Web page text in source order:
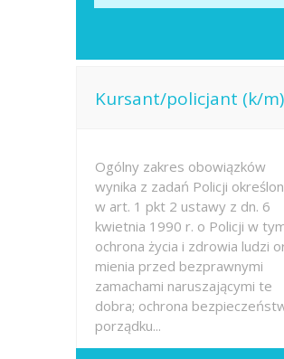
Kursant/policjant (k/m)
Ogólny zakres obowiązków
wynika z zadań Policji
w art. 1 pkt 2 ustawy z dn. 6
kwietnia 1990 r. o Policji w
ochrona życia i zdrowia ludzi
mienia przed bezprawnymi
zamachami naruszającymi te
dobra; ochrona
porządku...